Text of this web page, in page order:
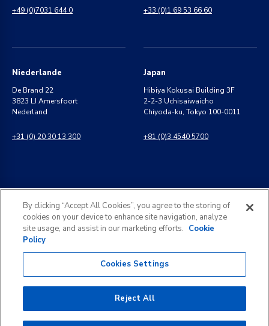
+49 (0)7031 644 0 +33 (0)1 69 53 66 60
Niederlande
De Brand 22
3823 LJ Amersfoort
Nederland
+31 (0) 20 30 13 300
Japan
Hibiya Kokusai Building 3F
2-2-3 Uchisaiwaicho
Chiyoda-ku, Tokyo 100-0011
+81 (0)3 4540 5700
8 Perungudi Industrial Estate
Perungudi, Chennai
600 096, India
info@kldiscovery.com
By clicking “Accept All Cookies”, you agree to the storing of
cookies on your device to enhance site navigation, analyze
site usage, and assist in our marketing efforts. Cookie
Policy
Cookies Settings
Reject All